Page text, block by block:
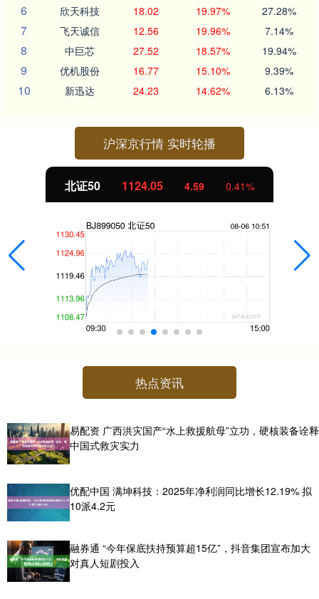
6 欣天科技 18.02 19.97% 27.28%
7 飞天诚信 12.56 19.96% 7.14%
8 中巨芯 27.52 18.57% 19.94%
9 优机股份 16.77 15.10% 9.39%
10 新迅达 24.23 14.62% 6.13%
沪深京行情 实时轮播
北证50 1123.92 4.46 0.40%
热点资讯
易配资 广西洪灾国产“水上救援航母”立功，硬核装备诠释
中国式救灾实力
优配中国 满坤科技：2025年净利润同比增长12.19% 拟
10派4.2元
融券通 “今年保底扶持预算超15亿”，抖音集团宣布加大
对真人短剧投入